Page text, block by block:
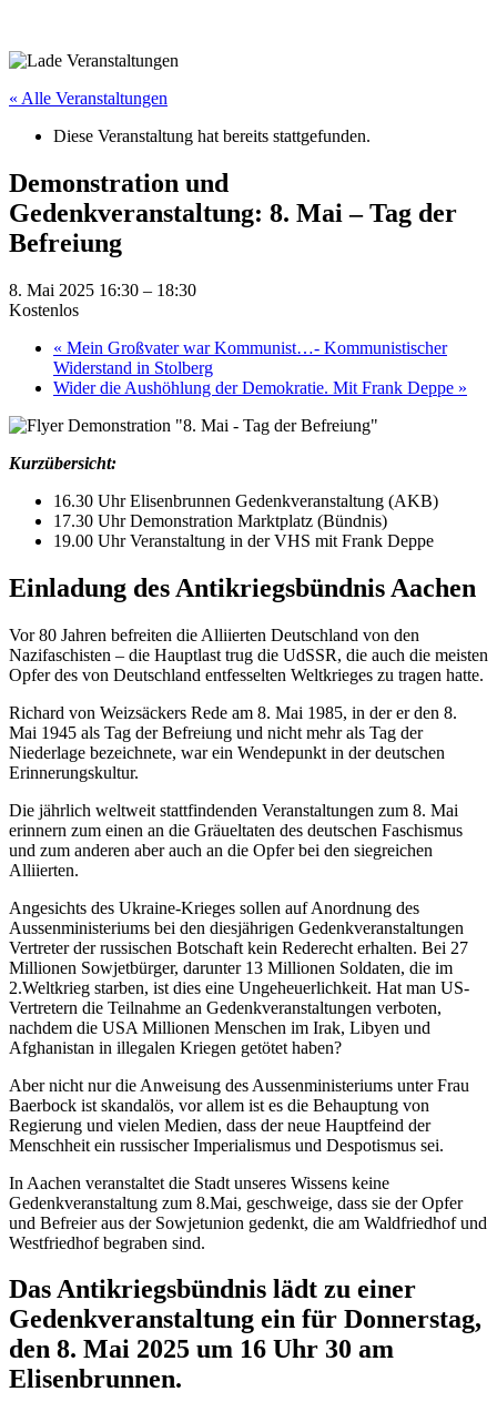
« Alle Veranstaltungen
Diese Veranstaltung hat bereits stattgefunden.
Demonstration und
Gedenkveranstaltung: 8. Mai – Tag der
Befreiung
8. Mai 2025 16:30 – 18:30
Kostenlos
« Mein Großvater war Kommunist…- Kommunistischer
Widerstand in Stolberg
Wider die Aushöhlung der Demokratie. Mit Frank Deppe »
Kurzübersicht:
16.30 Uhr Elisenbrunnen Gedenkveranstaltung (AKB)
17.30 Uhr Demonstration Marktplatz (Bündnis)
19.00 Uhr Veranstaltung in der VHS mit Frank Deppe
Einladung des Antikriegsbündnis Aachen
Vor 80 Jahren befreiten die Alliierten Deutschland von den
Nazifaschisten – die Hauptlast trug die UdSSR, die auch die meisten
Opfer des von Deutschland entfesselten Weltkrieges zu tragen hatte.
Richard von Weizsäckers Rede am 8. Mai 1985, in der er den 8.
Mai 1945 als Tag der Befreiung und nicht mehr als Tag der
Niederlage bezeichnete, war ein Wendepunkt in der deutschen
Erinnerungskultur.
Die jährlich weltweit stattfindenden Veranstaltungen zum 8. Mai
erinnern zum einen an die Gräueltaten des deutschen Faschismus
und zum anderen aber auch an die Opfer bei den siegreichen
Alliierten.
Angesichts des Ukraine-Krieges sollen auf Anordnung des
Aussenministeriums bei den diesjährigen Gedenkveranstaltungen
Vertreter der russischen Botschaft kein Rederecht erhalten. Bei 27
Millionen Sowjetbürger, darunter 13 Millionen Soldaten, die im
2.Weltkrieg starben, ist dies eine Ungeheuerlichkeit. Hat man US-
Vertretern die Teilnahme an Gedenkveranstaltungen verboten,
nachdem die USA Millionen Menschen im Irak, Libyen und
Afghanistan in illegalen Kriegen getötet haben?
Aber nicht nur die Anweisung des Aussenministeriums unter Frau
Baerbock ist skandalös, vor allem ist es die Behauptung von
Regierung und vielen Medien, dass der neue Hauptfeind der
Menschheit ein russischer Imperialismus und Despotismus sei.
In Aachen veranstaltet die Stadt unseres Wissens keine
Gedenkveranstaltung zum 8.Mai, geschweige, dass sie der Opfer
und Befreier aus der Sowjetunion gedenkt, die am Waldfriedhof und
Westfriedhof begraben sind.
Das Antikriegsbündnis lädt zu einer
Gedenkveranstaltung ein für Donnerstag,
den 8. Mai 2025 um 16 Uhr 30 am
Elisenbrunnen.